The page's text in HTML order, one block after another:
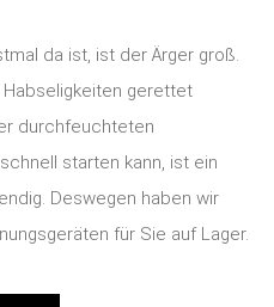
da ist, ist der Ärger groß.
gerettet
durchfeuchteten
starten kann, ist ein
Deswegen haben wir
für Sie auf Lager.